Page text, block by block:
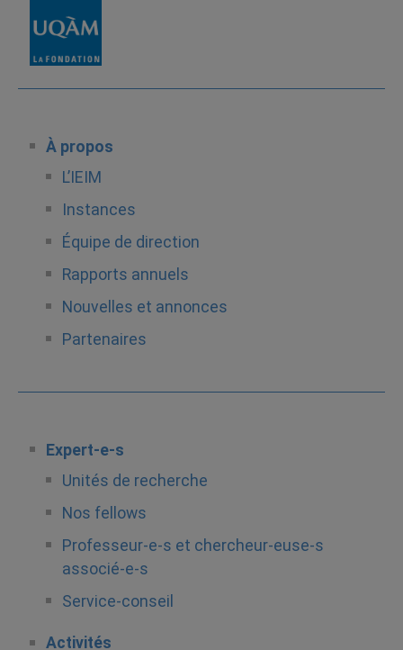
À propos
L’IEIM
Instances
Équipe de direction
Rapports annuels
Nouvelles et annonces
Partenaires
Expert-e-s
Unités de recherche
Nos fellows
Professeur-e-s et chercheur-euse-s
associé-e-s
Service-conseil
Activités